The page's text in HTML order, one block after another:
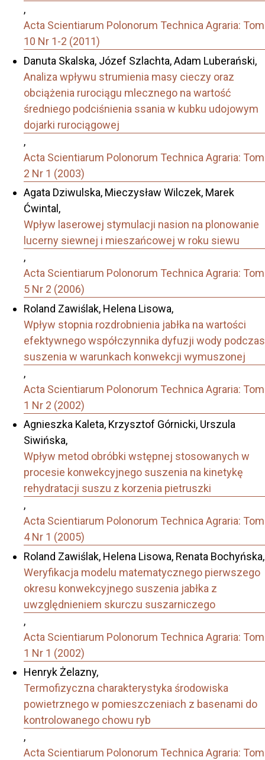
,
Acta Scientiarum Polonorum Technica Agraria: Tom
10 Nr 1-2 (2011)
Danuta Skalska, Józef Szlachta, Adam Luberański,
Analiza wpływu strumienia masy cieczy oraz
obciążenia rurociągu mlecznego na wartość
średniego podciśnienia ssania w kubku udojowym
dojarki rurociągowej
,
Acta Scientiarum Polonorum Technica Agraria: Tom
2 Nr 1 (2003)
Agata Dziwulska, Mieczysław Wilczek, Marek
Ćwintal,
Wpływ laserowej stymulacji nasion na plonowanie
lucerny siewnej i mieszańcowej w roku siewu
,
Acta Scientiarum Polonorum Technica Agraria: Tom
5 Nr 2 (2006)
Roland Zawiślak, Helena Lisowa,
Wpływ stopnia rozdrobnienia jabłka na wartości
efektywnego współczynnika dyfuzji wody podczas
suszenia w warunkach konwekcji wymuszonej
,
Acta Scientiarum Polonorum Technica Agraria: Tom
1 Nr 2 (2002)
Agnieszka Kaleta, Krzysztof Górnicki, Urszula
Siwińska,
Wpływ metod obróbki wstępnej stosowanych w
procesie konwekcyjnego suszenia na kinetykę
rehydratacji suszu z korzenia pietruszki
,
Acta Scientiarum Polonorum Technica Agraria: Tom
4 Nr 1 (2005)
Roland Zawiślak, Helena Lisowa, Renata Bochyńska,
Weryfikacja modelu matematycznego pierwszego
okresu konwekcyjnego suszenia jabłka z
uwzględnieniem skurczu suszarniczego
,
Acta Scientiarum Polonorum Technica Agraria: Tom
1 Nr 1 (2002)
Henryk Żelazny,
Termofizyczna charakterystyka środowiska
powietrznego w pomieszczeniach z basenami do
kontrolowanego chowu ryb
,
Acta Scientiarum Polonorum Technica Agraria: Tom